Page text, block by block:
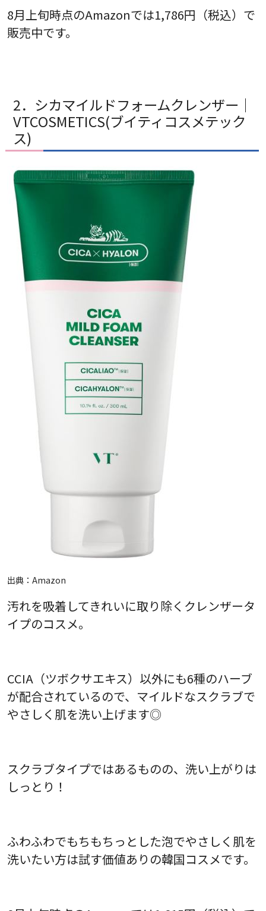
8月上旬時点のAmazonでは1,786円（税込）で
販売中です。
2．シカマイルドフォームクレンザー｜
VTCOSMETICS(ブイティコスメテック
ス)
出典： Amazon
汚れを吸着してきれいに取り除くクレンザータ
イプのコスメ。
CCIA（ツボクサエキス）以外にも6種のハーブ
が配合されているので、マイルドなスクラブで
やさしく肌を洗い上げます◎
スクラブタイプではあるものの、洗い上がりは
しっとり！
ふわふわでもちもちっとした泡でやさしく肌を
洗いたい方は試す価値ありの韓国コスメです。